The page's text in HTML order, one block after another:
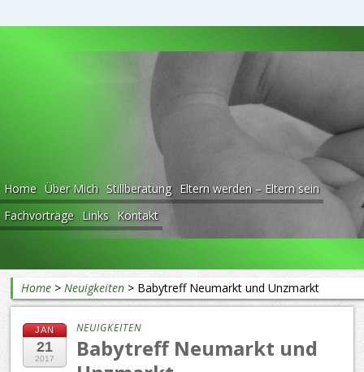
Home Über Mich Stillberatung Eltern werden – Eltern sein
Fachvorträge Links Kontakt
Beratung rund ums Baby
Home >Neuigkeiten > Babytreff Neumarkt und Unzmarkt
JAN
21
2017
NEUIGKEITEN
Babytreff Neumarkt und